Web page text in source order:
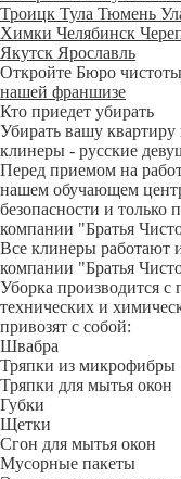
Троицк Тула Тюмень
Химки Челябинск
Якутск Ярославль
Откройте Бюро
нашей франшизе
Кто приедет убирать
Убирать вашу
клинеры - русские
Перед приемом на
нашем обучающем
безопасности и только
компании "Братья
Все клинеры работают
компании "Братья
Уборка производится
технических и
привозят с собой:
Швабра
Тряпки из микрофибры
Тряпки для мытья окон
Губки
Щетки
Сгон для мытья окон
Мусорные пакеты